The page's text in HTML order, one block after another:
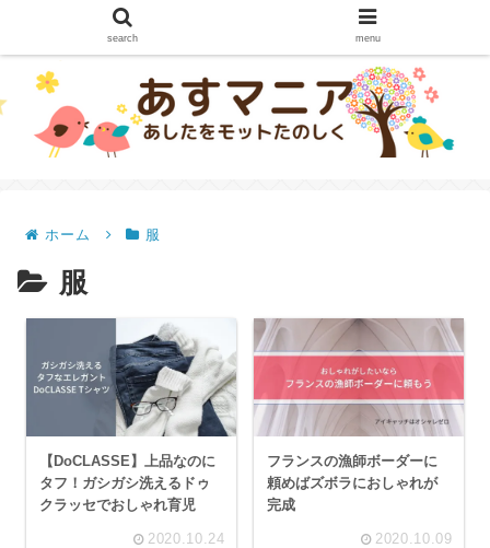
ホーム 服
服
【DoCLASSE】上品なのに
タフ！ガシガシ洗えるドゥ
クラッセでおしゃれ育児
2020.10.24
フランスの漁師ボーダーに
頼めばズボラにおしゃれが
完成
2020.10.09
search menu